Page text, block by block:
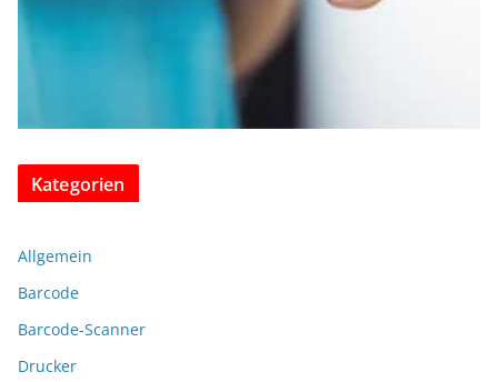
Kategorien
Allgemein
Barcode
Barcode-Scanner
Drucker